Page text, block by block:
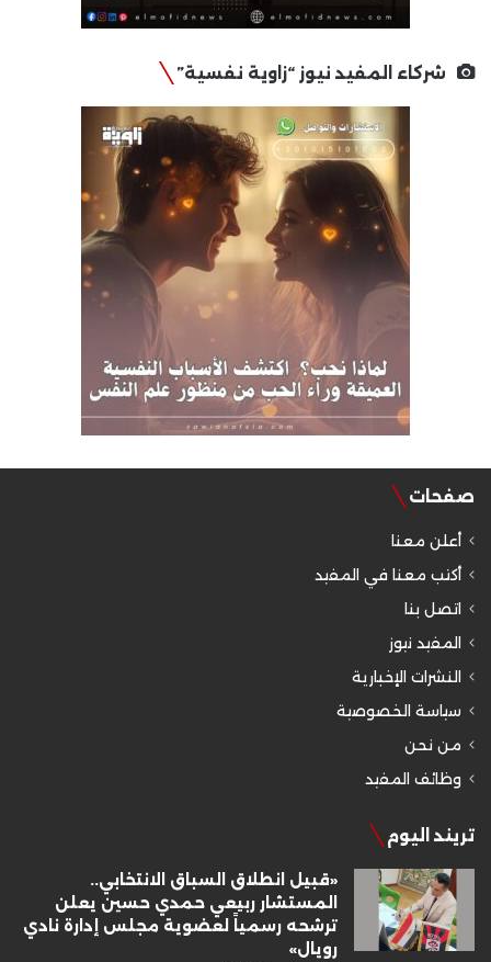
شركاء المفيد نيوز “زاوية نفسية”
صفحات
أعلن معنا
أكتب معنا في المفيد
اتصل بنا
المفيد نيوز
النشرات الإخبارية
سياسة الخصوصية
من نحن
وظائف المفيد
تريند اليوم
«قبيل انطلاق السباق الانتخابي..
المستشار ربيعي حمدي حسين يعلن
ترشحه رسمياً لعضوية مجلس إدارة نادي
رويال»